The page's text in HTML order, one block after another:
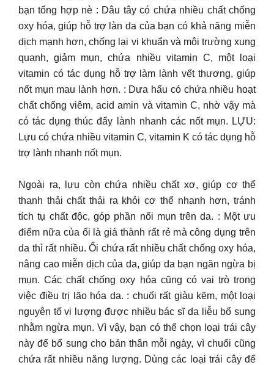
bạn tổng hợp nè : Dâu tây có chứa nhiều chất chống
oxy hóa, giúp hỗ trợ làn da của bạn có khả năng miễn
dịch mạnh hơn, chống lại vi khuẩn và môi trường xung
quanh, giảm mụn, chứa nhiều vitamin C, một loại
vitamin có tác dụng hỗ trợ làm lành vết thương, giúp
nốt mụn mau lành hơn. : Dưa hấu có chứa nhiều hoạt
chất chống viêm, acid amin và vitamin C, nhờ vậy mà
có tác dụng thúc đẩy lành nhanh các nốt mụn. LỰU:
Lựu có chứa nhiều vitamin C, vitamin K có tác dụng hỗ
trợ lành nhanh nốt mụn.
Ngoài ra, lựu còn chứa nhiều chất xơ, giúp cơ thể
thanh thải chất thải ra khỏi cơ thể nhanh hơn, tránh
tích tụ chất độc, góp phần nổi mụn trên da. : Một ưu
điểm nữa của ổi là giá thành rất rẻ mà công dụng trên
da thì rất nhiều. Ổi chứa rất nhiều chất chống oxy hóa,
nâng cao miễn dịch của da, giúp da bạn ngăn ngừa bị
mụn. Các chất chống oxy hóa cũng có vai trò trong
việc điều trị lão hóa da. : chuối rất giàu kẽm, một loại
nguyên tố vi lượng được nhiều bác sĩ da liễu bổ sung
nhằm ngừa mụn. Vì vậy, bạn có thể chọn loại trái cây
này để bổ sung cho bản thân mỗi ngày, vì chuối cũng
chứa rất nhiều năng lượng. Dùng các loại trái cây để